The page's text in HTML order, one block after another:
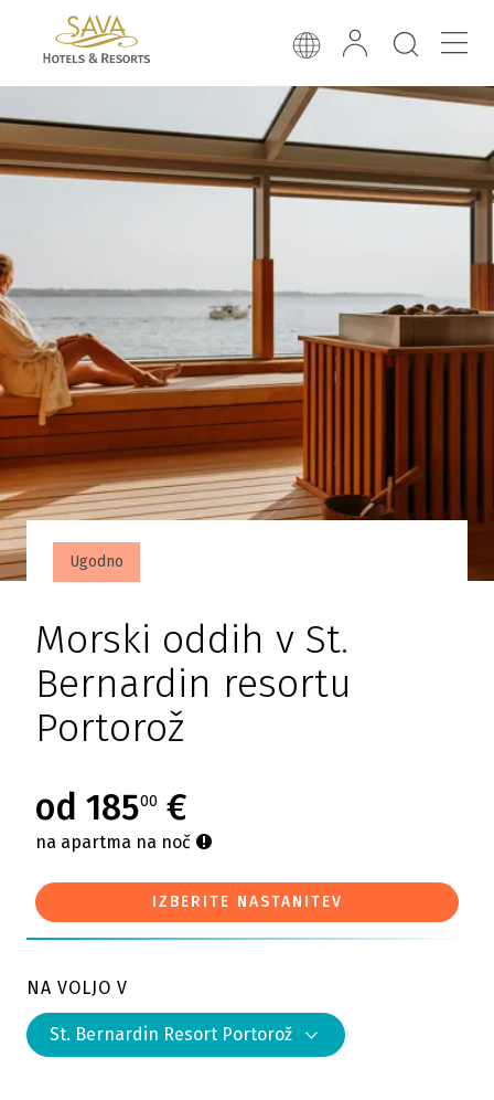
Ugodno
Morski oddih v St.
Bernardin resortu
Portorož
od 18500 €
na apartma na noč
IZBERITE NASTANITEV
NA VOLJO V
St. Bernardin Resort Portorož